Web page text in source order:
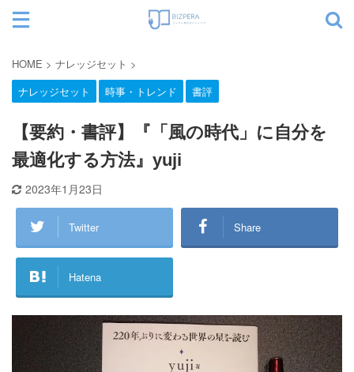
カテゴリー
Yusuke Motoyama
HOME > ナレッジセット >
ナレッジセット
時事・トレンド 書評
【要約・書評】『「風の時代」に自分を
最適化する方法』yuji
2023年1月23日
Twitter Share
Hatena